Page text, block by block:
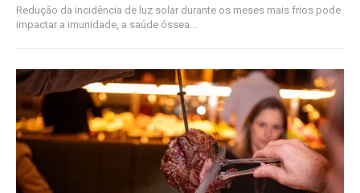
Redução da incidência de luz solar durante os meses mais frios pode
impactar a imunidade, a saúde óssea...